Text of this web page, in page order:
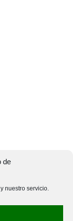
de
nuestro servicio.